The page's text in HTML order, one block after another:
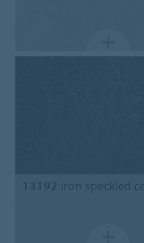
13192 iron speckled